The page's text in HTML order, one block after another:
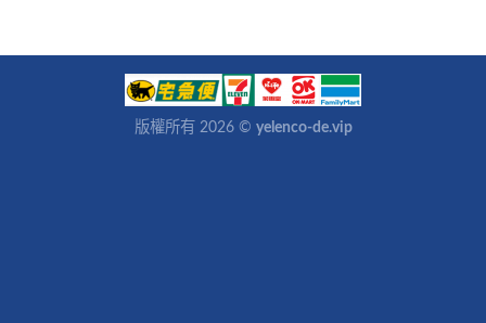
版權所有 2026 © yelenco-de.vip